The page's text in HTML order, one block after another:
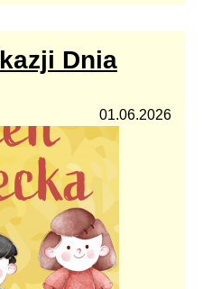
Dnia
01.06.2026